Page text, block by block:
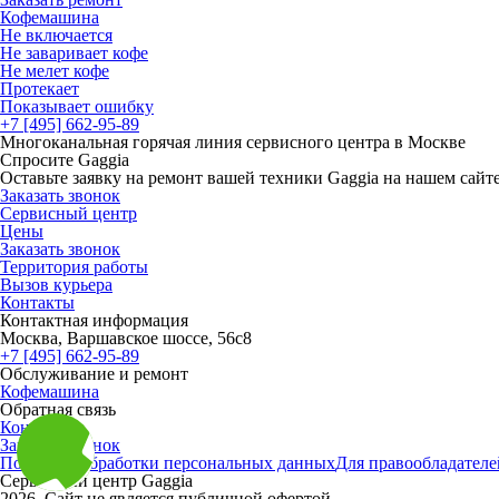
Кофемашина
Не включается
Не заваривает кофе
Не мелет кофе
Протекает
Показывает ошибку
+7 [495] 662-95-89
Многоканальная горячая линия сервисного центра в Москве
Спросите Gaggia
Оставьте заявку на ремонт вашей техники Gaggia на нашем
Заказать звонок
Сервисный центр
Цены
Заказать звонок
Территория работы
Вызов курьера
Контакты
Контактная информация
Москва, Варшавское шоссе, 56с8
+7 [495] 662-95-89
Обслуживание и ремонт
Кофемашина
Обратная связь
Контакты
Заказать звонок
Политика обработки персональных данныхДля
Сервисный центр Gaggia